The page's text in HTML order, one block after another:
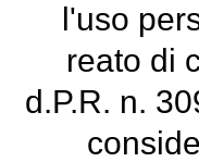
l'uso
reato di
d.P.R. n.